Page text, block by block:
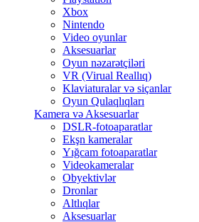
Xbox
Nintendo
Video oyunlar
Aksesuarlar
Oyun nəzarətçiləri
VR (Virual Reallıq)
Klaviaturalar və siçanlar
Oyun Qulaqlıqları
Kamera və Aksesuarlar
DSLR-fotoaparatlar
Ekşn kameralar
Yığcam fotoaparatlar
Videokameralar
Obyektivlər
Dronlar
Altlıqlar
Aksesuarlar